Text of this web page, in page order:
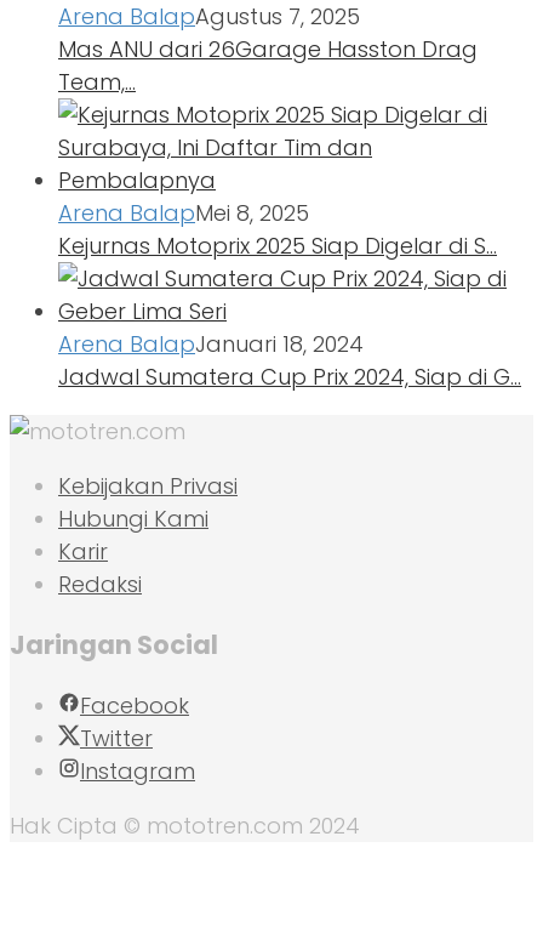
Arena BalapAgustus 7, 2025
Mas ANU dari 26Garage Hasston Drag
Team,…
Arena BalapMei 8, 2025
Kejurnas Motoprix 2025 Siap Digelar di S…
Arena BalapJanuari 18, 2024
Jadwal Sumatera Cup Prix 2024, Siap di G…
Kebijakan Privasi
Hubungi Kami
Karir
Redaksi
Jaringan Social
Facebook
Twitter
Instagram
Hak Cipta © mototren.com 2024